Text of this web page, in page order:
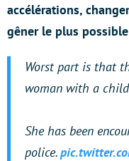
accélérations,
gêner le plus
Worst part is that
woman with a
She has been
police.